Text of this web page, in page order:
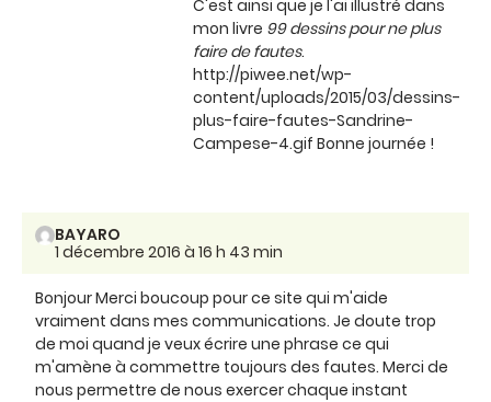
C'est ainsi que je l'ai illustré dans
mon livre 99 dessins pour ne plus
faire de fautes.
http://piwee.net/wp-
content/uploads/2015/03/dessins-
plus-faire-fautes-Sandrine-
Campese-4.gif Bonne journée !
BAYARO
1 décembre 2016 à 16 h 43 min
Bonjour Merci boucoup pour ce site qui m'aide
vraiment dans mes communications. Je doute trop
de moi quand je veux écrire une phrase ce qui
m'amène à commettre toujours des fautes. Merci de
nous permettre de nous exercer chaque instant